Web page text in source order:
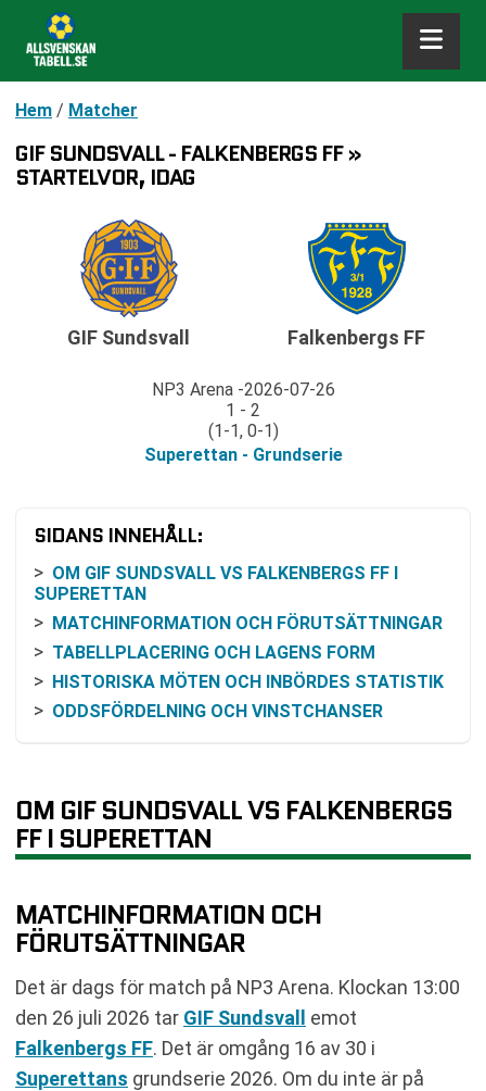
Hem / Matcher
GIF SUNDSVALL - FALKENBERGS FF »
STARTELVOR, IDAG
GIF Sundsvall
NP3 Arena 2026-07-26
1 - 2
(1-1, 0-1)
Superettan - Grundserie
Falkenbergs FF
SIDANS INNEHÅLL:
OM GIF SUNDSVALL VS FALKENBERGS FF I
SUPERETTAN
MATCHINFORMATION OCH FÖRUTSÄTTNINGAR
TABELLPLACERING OCH LAGENS FORM
HISTORISKA MÖTEN OCH INBÖRDES STATISTIK
ODDSFÖRDELNING OCH VINSTCHANSER
TABELL
RELATERADE NYHETER
OM GIF SUNDSVALL VS FALKENBERGS
FF I SUPERETTAN
MATCHINFORMATION OCH
FÖRUTSÄTTNINGAR
Det är dags för match på NP3 Arena. Klockan 13:00
den 26 juli 2026 tar GIF Sundsvall emot
Falkenbergs FF. Det är omgång 16 av 30 i
Superettans grundserie 2026. Om du inte är på